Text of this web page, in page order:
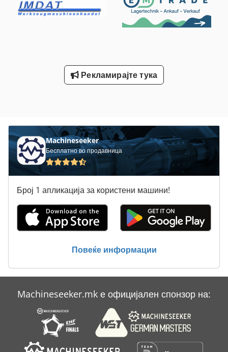
Рекламирајте тука
Machineseeker
Бесплатно во продавница
Број 1 апликација за користени машини!
Повеќе информации
Machineseeker.mk е официјален спонзор на: